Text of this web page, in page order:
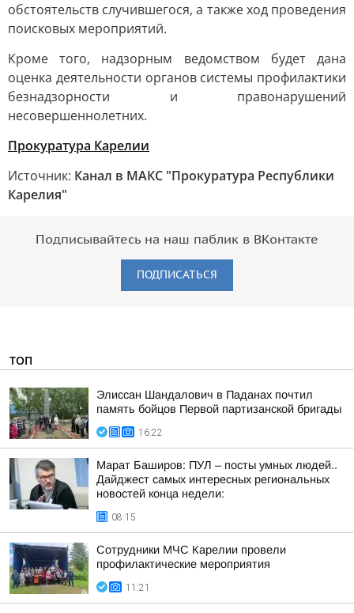
обстоятельств случившегося, а также ход проведения
поисковых мероприятий.
Кроме того, надзорным ведомством будет дана
оценка деятельности органов системы профилактики
безнадзорности и правонарушений
несовершеннолетних.
Прокуратура Карелии
Источник: Канал в МАКС "Прокуратура Республики
Карелия"
Подписывайтесь на наш паблик в ВКонтакте
ПОДПИСАТЬСЯ
ТОП
Элиссан Шандалович в Паданах почтил
память бойцов Первой партизанской бригады
16:22
Марат Баширов: ПУЛ – посты умных людей..
Дайджест самых интересных региональных
новостей конца недели:
08:15
Сотрудники МЧС Карелии провели
профилактические мероприятия
11:21